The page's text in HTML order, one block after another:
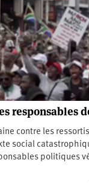
responsables
contre les
social
politiques